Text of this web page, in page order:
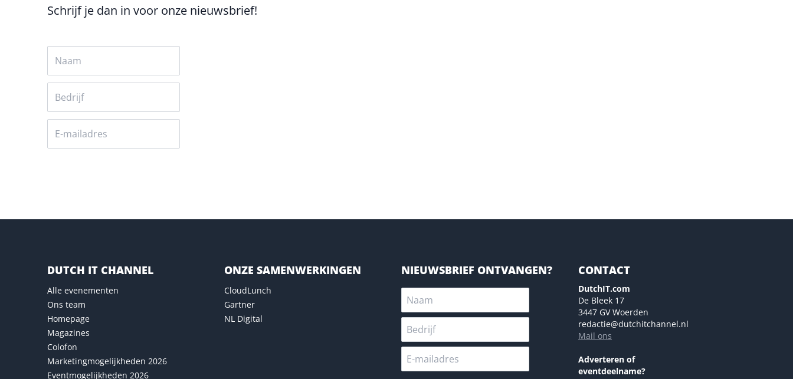
Schrijf je dan in voor onze nieuwsbrief!
DUTCH IT CHANNEL
Alle evenementen
Ons team
Homepage
Magazines
Colofon
Marketingmogelijkheden 2026
Eventmogelijkheden 2026
ONZE SAMENWERKINGEN
CloudLunch
Gartner
NL Digital
NIEUWSBRIEF ONTVANGEN? CONTACT
DutchIT.com
De Bleek 17
3447 GV Woerden
redactie@dutchitchannel.nl
Mail ons
Adverteren of
eventdeelname?